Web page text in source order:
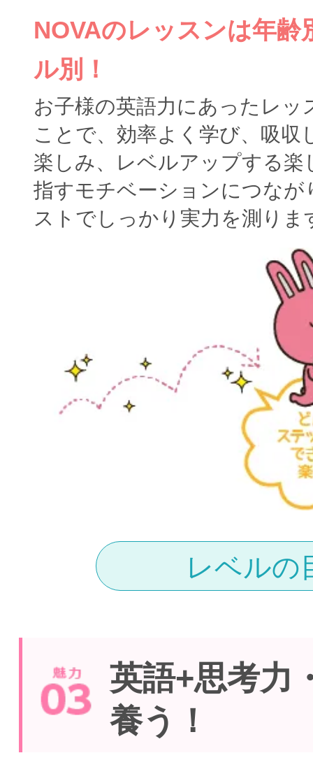
NOVAのレッスンは年齢
ル別！
お子様の英語力にあったレッ
ことで、効率よく学び、吸収
楽しみ、レベルアップする楽
指すモチベーションにつなが
ストでしっかり実力を測りま
レベルの
英語+思考力
養う！